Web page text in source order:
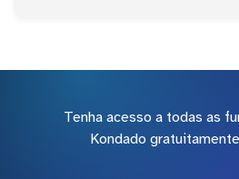
Tenha acesso a todas as
Kondado